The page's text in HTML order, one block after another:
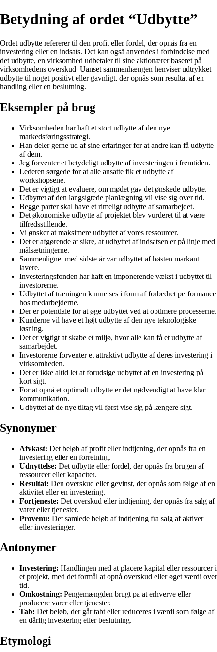
Betydning af ordet “Udbytte”
Ordet udbytte refererer til den profit eller fordel, der opnås fra en
investering eller en indsats. Det kan også anvendes i forbindelse med
det udbytte, en virksomhed udbetaler til sine aktionærer baseret på
virksomhedens overskud. Uanset sammenhængen henviser udtrykket
udbytte til noget positivt eller gavnligt, der opnås som resultat af en
handling eller en beslutning.
Eksempler på brug
Virksomheden har haft et stort udbytte af den nye
markedsføringsstrategi.
Han deler gerne ud af sine erfaringer for at andre kan få udbytte
af dem.
Jeg forventer et betydeligt udbytte af investeringen i fremtiden.
Lederen sørgede for at alle ansatte fik et udbytte af
workshopsene.
Det er vigtigt at evaluere, om mødet gav det ønskede udbytte.
Udbyttet af den langsigtede planlægning vil vise sig over tid.
Begge parter skal have et rimeligt udbytte af samarbejdet.
Det økonomiske udbytte af projektet blev vurderet til at være
tilfredsstillende.
Vi ønsker at maksimere udbyttet af vores ressourcer.
Det er afgørende at sikre, at udbyttet af indsatsen er på linje med
målsætningerne.
Sammenlignet med sidste år var udbyttet af høsten markant
lavere.
Investeringsfonden har haft en imponerende vækst i udbyttet til
investorerne.
Udbyttet af træningen kunne ses i form af forbedret performance
hos medarbejderne.
Der er potentiale for at øge udbyttet ved at optimere processerne.
Kunderne vil have et højt udbytte af den nye teknologiske
løsning.
Det er vigtigt at skabe et miljø, hvor alle kan få et udbytte af
samarbejdet.
Investorerne forventer et attraktivt udbytte af deres investering i
virksomheden.
Det er ikke altid let at forudsige udbyttet af en investering på
kort sigt.
For at opnå et optimalt udbytte er det nødvendigt at have klar
kommunikation.
Udbyttet af de nye tiltag vil først vise sig på længere sigt.
Synonymer
Afvkast: Det beløb af profit eller indtjening, der opnås fra en
investering eller en forretning.
Udnyttelse: Det udbytte eller fordel, der opnås fra brugen af
ressourcer eller kapacitet.
Resultat: Den overskud eller gevinst, der opnås som følge af en
aktivitet eller en investering.
Fortjeneste: Det overskud eller indtjening, der opnås fra salg af
varer eller tjenester.
Provenu: Det samlede beløb af indtjening fra salg af aktiver
eller investeringer.
Antonymer
Investering: Handlingen med at placere kapital eller ressourcer i
et projekt, med det formål at opnå overskud eller øget værdi over
tid.
Omkostning: Pengemængden brugt på at erhverve eller
producere varer eller tjenester.
Tab: Det beløb, der går tabt eller reduceres i værdi som følge af
en dårlig investering eller beslutning.
Etymologi